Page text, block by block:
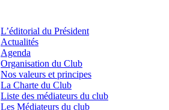
L’éditorial du Président
Actualités
Agenda
Organisation du Club
Nos valeurs et principes
La Charte du Club
Liste des médiateurs du club
Les Médiateurs du club